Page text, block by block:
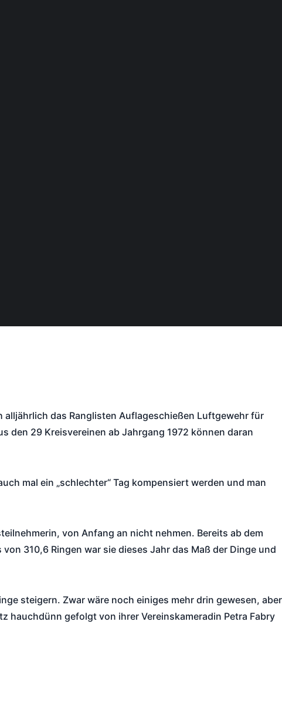
das Ranglisten Auflageschießen Luftgewehr für
den 29 Kreisvereinen ab Jahrgang 1972 können daran
mal ein „schlechter“ Tag kompensiert werden und man
von Anfang an nicht nehmen. Bereits ab dem
310,6 Ringen war sie dieses Jahr das Maß der Dinge und
steigern. Zwar wäre noch einiges mehr drin gewesen, aber
hauchdünn gefolgt von ihrer Vereinskameradin Petra Fabry